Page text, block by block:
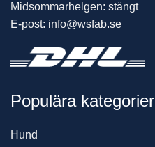
Midsommarhelgen: stängt
E-post: info@wsfab.se
Populära kategorier
Hund